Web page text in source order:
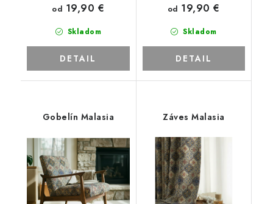
Skladom
od 19,90 €
DETAIL
Skladom
od 19,90 €
DETAIL
Gobelín Malasia Záves Malasia